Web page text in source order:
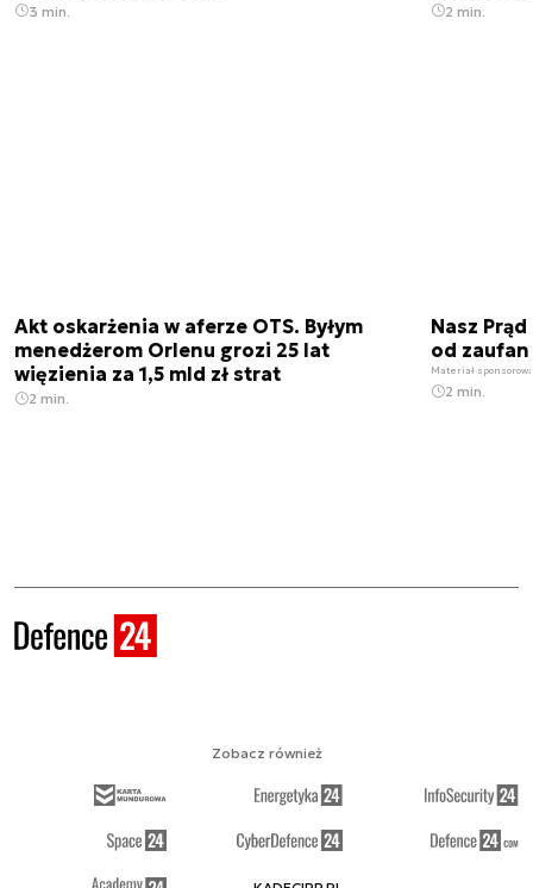
3 min. 2 min.
Akt oskarżenia w aferze OTS. Byłym
menedżerom Orlenu grozi 25 lat
więzienia za 1,5 mld zł strat
2 min.
Nasz
od
Materiał
2 min.
Zobacz również